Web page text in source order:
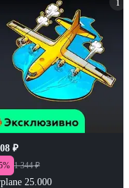
₽
% 1 344 ₽
25.000